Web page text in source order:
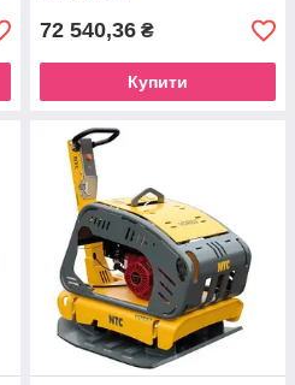
72 540,36 ₴
Купити